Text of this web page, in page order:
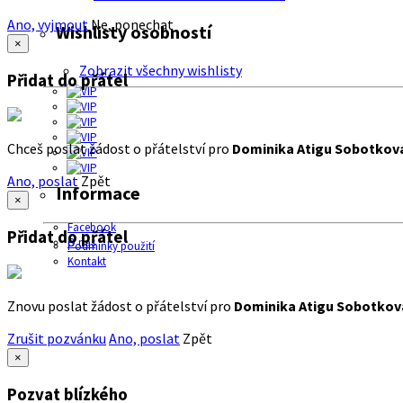
Wishlisty osobností
Zobrazit všechny wishlisty
Informace
Facebook
O nás
Podmínky použití
Kontakt
Ano, vyjmout Ne, ponechat
×
Přidat do přátel
Chceš poslat žádost o přátelství pro Dominika Atigu
Ano, poslat Zpět
×
Přidat do přátel
Znovu poslat žádost o přátelství pro Dominika Atigu
Zrušit pozvánku Ano, poslat Zpět
×
Pozvat blízkého